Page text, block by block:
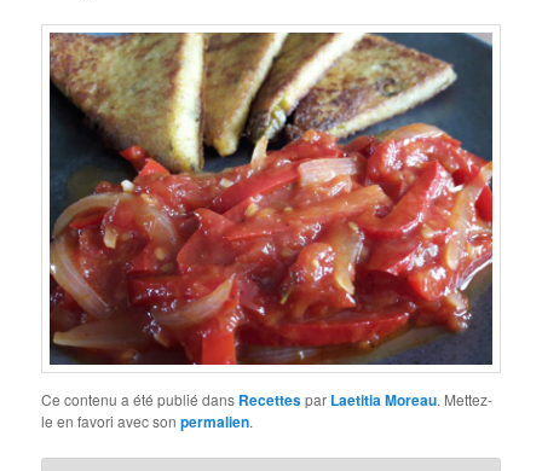
Ce contenu a été publié dans Recettespar Laetitia Moreau. Mettez-
le en favori avec sonpermalien.